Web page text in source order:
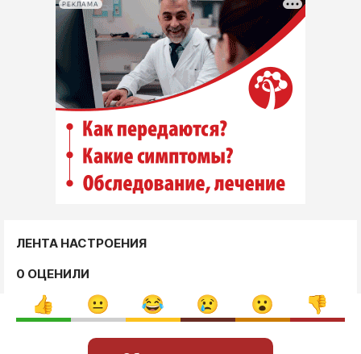
РЕКЛАМА
ЛЕНТА НАСТРОЕНИЯ
0 ОЦЕНИЛИ